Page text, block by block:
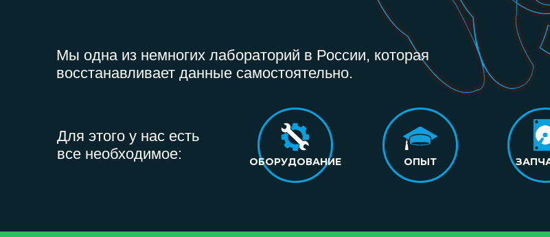
Мы одна из немногих лабораторий в России, которая
восстанавливает данные самостоятельно.
Для этого у нас есть
все необходимое:
ОБОРУДОВАНИЕ ОПЫТ